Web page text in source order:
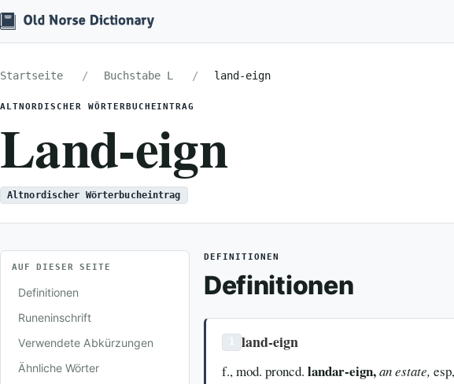
Startseite Buchstabe L land-eign
ALTNORDISCHER WÖRTERBUCHEINTRAG
Land-eign
Altnordischer Wörterbucheintrag
AUF DIESER SEITE
Definitionen
Runeninschrift
Verwendete Abkürzungen
Ähnliche Wörter
DEFINITIONEN
Definitionen
land-eign
f., mod. proncd.landar-eign,an estate,